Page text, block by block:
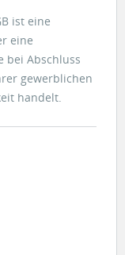
ist eine
eine
bei Abschluss
gewerblichen
handelt.